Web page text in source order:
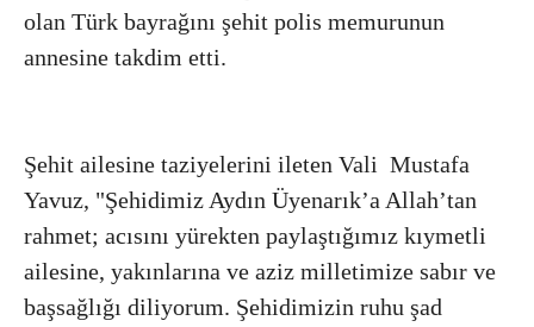
olan Türk bayrağını şehit polis memurunun
annesine takdim etti.
Şehit ailesine taziyelerini ileten Vali Mustafa
Yavuz, "Şehidimiz Aydın Üyenarık’a Allah’tan
rahmet; acısını yürekten paylaştığımız kıymetli
ailesine, yakınlarına ve aziz milletimize sabır ve
başsağlığı diliyorum. Şehidimizin ruhu şad